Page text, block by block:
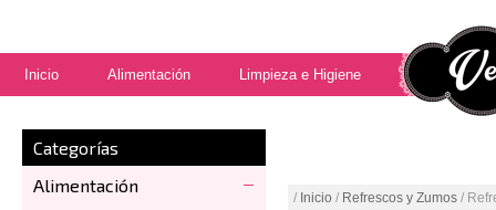
Inicio Alimentación Limpieza e Higiene
Categorías
Alimentación
/ Inicio / Refrescos y Zumos /